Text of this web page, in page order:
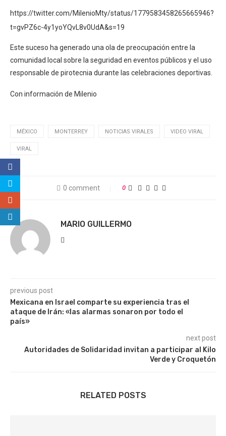
https://twitter.com/MilenioMty/status/1779583458265665946?
t=gvPZ6c-4y1yoYQvL8v0UdA&s=19
Este suceso ha generado una ola de preocupación entre la
comunidad local sobre la seguridad en eventos públicos y el uso
responsable de pirotecnia durante las celebraciones deportivas.
Con información de Milenio
MÉXICO MONTERREY NOTICIAS VIRALES VIDEO VIRAL
VIRAL
0 comment 0
MARIO GUILLERMO
previous post
Mexicana en Israel comparte su experiencia tras el
ataque de Irán: «las alarmas sonaron por todo el
país»
next post
Autoridades de Solidaridad invitan a participar al Kilo
Verde y Croquetón
RELATED POSTS